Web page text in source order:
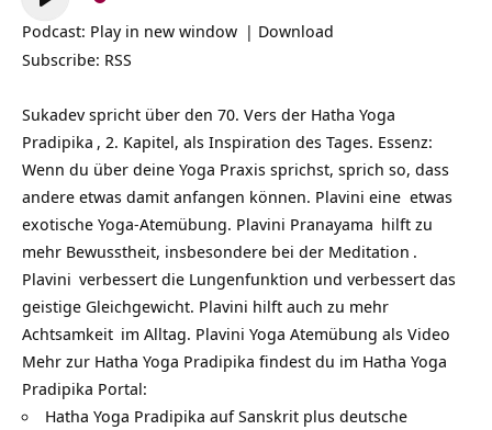
Player
Podcast: Play in new window | Download
Subscribe: RSS
Sukadev spricht über den 70. Vers der Hatha Yoga
Pradipika , 2. Kapitel, als Inspiration des Tages. Essenz:
Wenn du über deine Yoga Praxis sprichst, sprich so, dass
andere etwas damit anfangen können. Plavini eine etwas
exotische Yoga-Atemübung. Plavini Pranayama hilft zu
mehr Bewusstheit, insbesondere bei der Meditation .
Plavini verbessert die Lungenfunktion und verbessert das
geistige Gleichgewicht. Plavini hilft auch zu mehr
Achtsamkeit im Alltag. Plavini Yoga Atemübung als Video
Mehr zur Hatha Yoga Pradipika findest du im Hatha Yoga
Pradipika Portal:
Hatha Yoga Pradipika auf Sanskrit plus deutsche